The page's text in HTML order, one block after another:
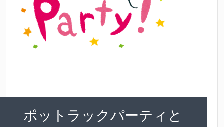
ポットラックパーティと